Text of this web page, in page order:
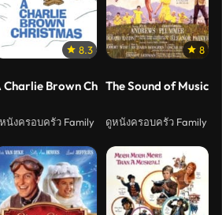
บาริมทาง
8.3
Charlie Brown Christmas (1965)
นังครอบครัว Family
8
The Sound of Music
ดูหนังครอบครัว Family